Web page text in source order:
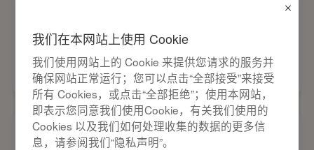
白色,坑距
300mm/400mm
705×380×745
我们在本网站上使用 Cookie
我们使用网站上的 Cookie 来提供您请求的服务并
确保网站正常运行；您可以点击“全部接受”来接受
所有 Cookies，或点击“全部拒绝”；使用本网站，
即表示您同意我们使用Cookie，有关我们使用的
Cookies 以及我们如何处理收集的数据的更多信
息，请参阅我们“隐私声明”。